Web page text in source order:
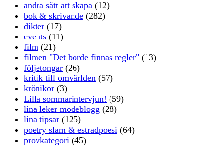
andra sätt att skapa (12)
bok & skrivande (282)
dikter (17)
events (11)
film (21)
filmen "Det borde finnas regler" (13)
följetongar (26)
kritik till omvärlden (57)
krönikor (3)
Lilla sommarintervjun! (59)
lina leker modeblogg (28)
lina tipsar (125)
poetry slam & estradpoesi (64)
provkategori (45)